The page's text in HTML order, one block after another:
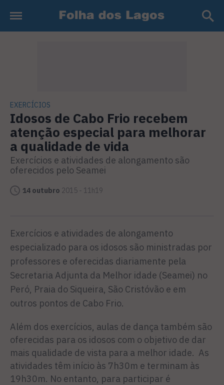
EXERCÍCIOS
Idosos de Cabo Frio recebem
atenção especial para melhorar
a qualidade de vida
Exercícios e atividades de alongamento são
oferecidos pelo Seamei
14 outubro 2015 - 11h19
Exercícios e atividades de alongamento
especializado para os idosos são ministradas por
professores e oferecidas diariamente pela
Secretaria Adjunta da Melhor idade (Seamei) no
Peró, Praia do Siqueira, São Cristóvão e em
outros pontos de Cabo Frio.
Além dos exercícios, aulas de dança também são
oferecidas para os idosos com o objetivo de dar
mais qualidade de vista para a melhor idade. As
atividades têm início às 7h30m e terminam às
19h30m. No entanto, para participar é